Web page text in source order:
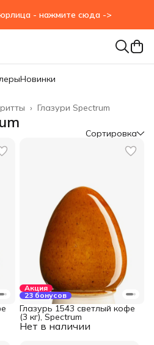
Гос.учреждения и юрлица - нажмите сюда ->
Новинки
Глазури Spectrum
›
Сортировка
Акция
23 бонусов
Нет в наличии
Глазурь 1543 светлый кофе
(3 кг), Spectrum